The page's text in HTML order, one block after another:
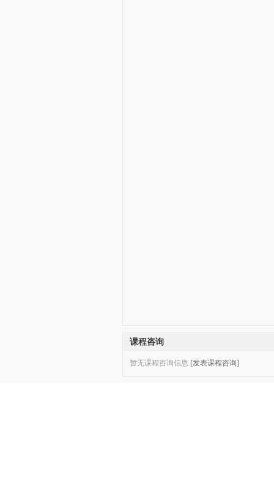
课程咨询
暂无课程咨询信息 [发表课程咨询]